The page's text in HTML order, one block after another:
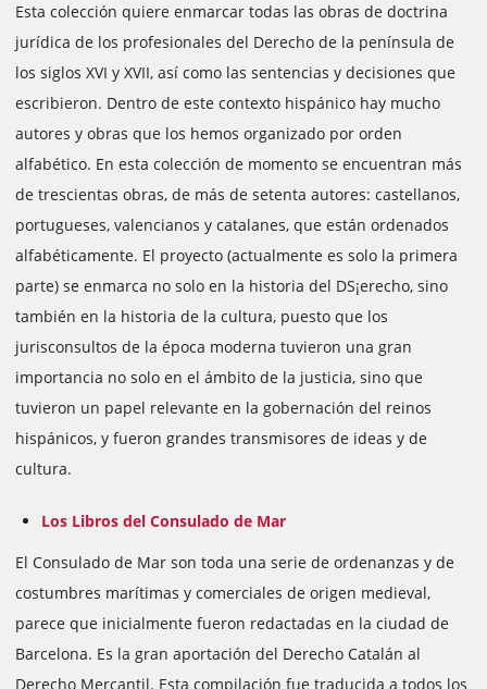
Esta colección quiere enmarcar todas las obras de doctrina
jurídica de los profesionales del Derecho de la península de
los siglos XVI y XVII, así como las sentencias y decisiones que
escribieron. Dentro de este contexto hispánico hay mucho
autores y obras que los hemos organizado por orden
alfabético. En esta colección de momento se encuentran más
de trescientas obras, de más de setenta autores: castellanos,
portugueses, valencianos y catalanes, que están ordenados
alfabéticamente. El proyecto (actualmente es solo la primera
parte) se enmarca no solo en la historia del DS¡erecho, sino
también en la historia de la cultura, puesto que los
jurisconsultos de la época moderna tuvieron una gran
importancia no solo en el ámbito de la justicia, sino que
tuvieron un papel relevante en la gobernación del reinos
hispánicos, y fueron grandes transmisores de ideas y de
cultura.
Los Libros del Consulado de Mar
El Consulado de Mar son toda una serie de ordenanzas y de
costumbres marítimas y comerciales de origen medieval,
parece que inicialmente fueron redactadas en la ciudad de
Barcelona. Es la gran aportación del Derecho Catalán al
Derecho Mercantil. Esta compilación fue traducida a todos los